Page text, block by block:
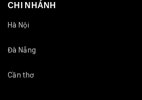
CHI NHÁNH
Hà Nội
Đà Nẵng
Cần thơ